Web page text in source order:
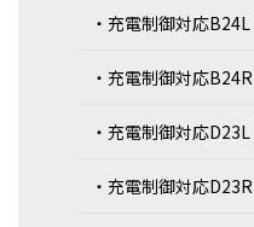
・充電制御対応B24L
・充電制御対応B24R
・充電制御対応D23L
・充電制御対応D23R